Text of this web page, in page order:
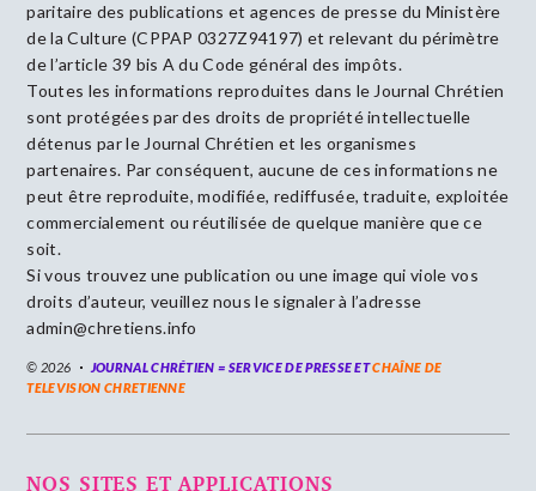
paritaire des publications et agences de presse du Ministère
de la Culture (CPPAP 0327Z94197) et relevant du périmètre
de l’article 39 bis A du Code général des impôts.
Toutes les informations reproduites dans le Journal Chrétien
sont protégées par des droits de propriété intellectuelle
détenus par le Journal Chrétien et les organismes
partenaires. Par conséquent, aucune de ces informations ne
peut être reproduite, modifiée, rediffusée, traduite, exploitée
commercialement ou réutilisée de quelque manière que ce
soit.
Si vous trouvez une publication ou une image qui viole vos
droits d’auteur, veuillez nous le signaler à l’adresse
admin@chretiens.info
© 2026 JOURNAL CHRÉTIEN = SERVICE DE PRESSE ETCHAÎNE DE
TELEVISION CHRETIENNE
NOS SITES ET APPLICATIONS